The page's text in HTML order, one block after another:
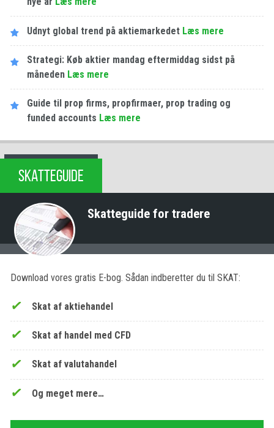
Udnyt global trend på aktiemarkedet Læs mere
Strategi: Køb aktier mandag eftermiddag sidst på
måneden Læs mere
Guide til prop firms, propfirmaer, prop trading og
funded accounts Læs mere
SKATTEGUIDE
Skatteguide for tradere
Download vores gratis E-bog. Sådan indberetter du til SKAT:
Skat af aktiehandel
Skat af handel med CFD
Skat af valutahandel
Og meget mere…